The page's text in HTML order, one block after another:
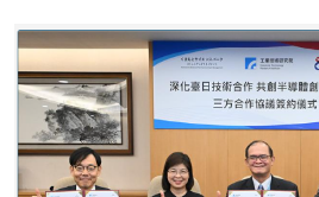
階類載板，以及AI終端用高階軟板。